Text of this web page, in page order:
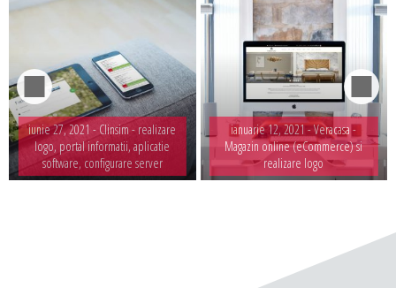
iunie 27, 2021 - Clinsim - realizare
logo, portal informatii, aplicatie
software, configurare server
ianuarie 12, 2021 -Veracasa -
Magazin online (eCommerce) si
realizare logo